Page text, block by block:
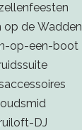
op de Wadden
op-een-boot
DJ